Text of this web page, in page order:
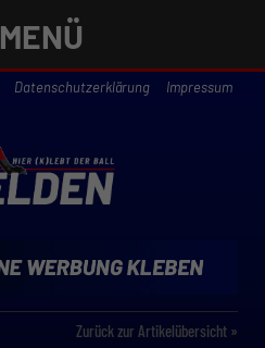
MENÜ
Datenschutzerklärung Impressum
Zurück zur Artikelübersicht »